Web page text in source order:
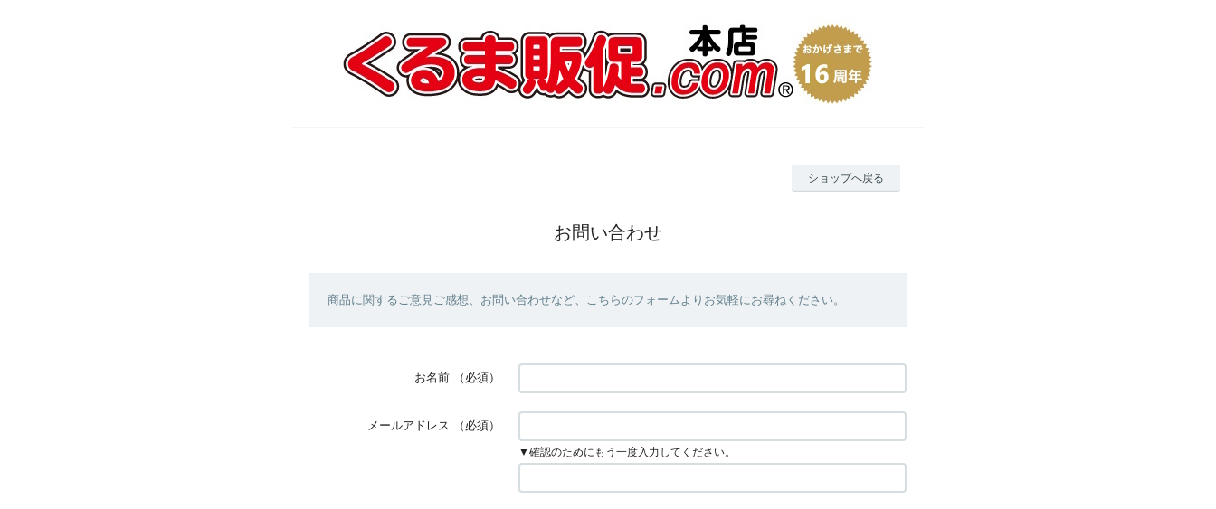
ショップへ戻る
お問い合わせ
商品に関するご意見ご感想、お問い合わせなど、こちらのフォームよりお気軽にお尋ねください。
お名前 （必須）
メールアドレス （必須）
▼確認のためにもう一度入力してください。